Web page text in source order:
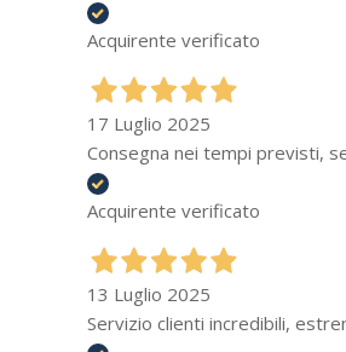
Acquirente verificato
17 Luglio 2025
Consegna nei tempi previsti,
Acquirente verificato
13 Luglio 2025
Servizio clienti incredibili,